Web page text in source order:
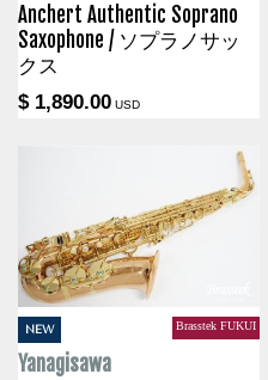
Anchert Authentic Soprano
Saxophone / ソプラノサッ
クス
$ 1,890.00 USD
NEW Brasstek FUKUI
Yanagisawa